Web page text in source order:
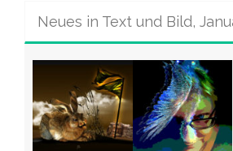
Neues in Text und Bild,